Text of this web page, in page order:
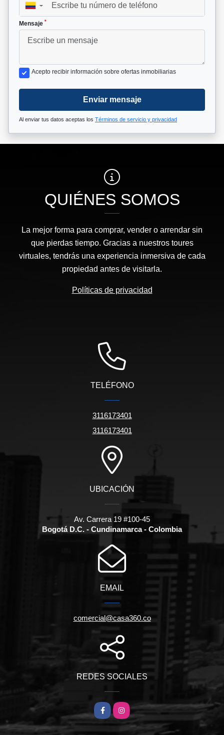
▼
Mensaje *
Acepto recibir información sobre ofertas inmobiliarias
Enviar mensaje
Al enviar tus datos aceptas los Términos de servicio y privacidad
QUIÉNES SOMOS
La mejor forma para comprar, vender o arrendar sin
que pierdas tiempo. Gracias a nuestros toures
virtuales, tendrás una experiencia inmersiva de cada
propiedad antes de visitarla.
Políticas de privacidad
TELÉFONO
3116173401
3116173401
UBICACIÓN
Av. Carrera 19 #100-45
Bogotá D.C. - Cundinamarca - Colombia
EMAIL
comercial@casa360.co
REDES SOCIALES
FacebookInstagram